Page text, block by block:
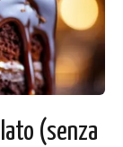
(senza